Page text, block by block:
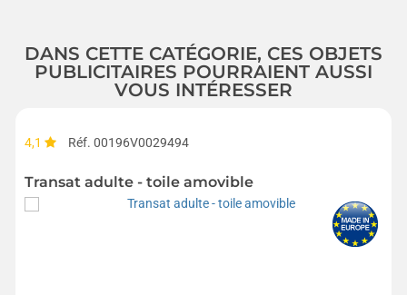
DANS CETTE CATÉGORIE, CES OBJETS
PUBLICITAIRES POURRAIENT AUSSI
VOUS INTÉRESSER
4,1 Réf. 00196V0029494
Transat adulte - toile amovible